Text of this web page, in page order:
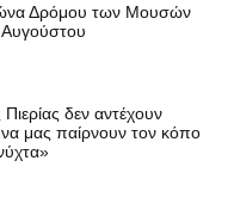
Δρόμου των Μουσών
δεν αντέχουν
μας παίρνουν τον κόπο